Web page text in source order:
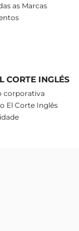
as Marcas
CORTE INGLÉS
corporativa
El Corte Inglês